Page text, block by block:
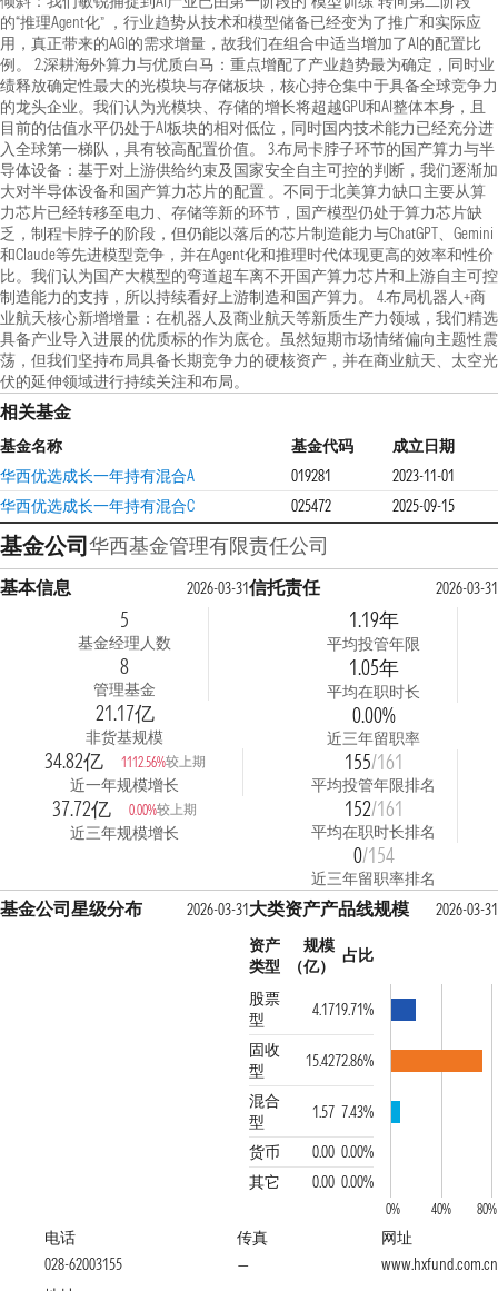
的“推理Agent化” ，行业趋势从技术和模型储备已经变为了推广和实际应
用，真正带来的AGI的需求增量，故我们在组合中适当增加了AI的配置比
例。 2.深耕海外算力与优质白马：重点增配了产业趋势最为确定，同时业
绩释放确定性最大的光模块与存储板块，核心持仓集中于具备全球竞争力
的龙头企业。我们认为光模块、存储的增长将超越GPU和AI整体本身，且
目前的估值水平仍处于AI板块的相对低位，同时国内技术能力已经充分进
入全球第一梯队，具有较高配置价值。 3.布局卡脖子环节的国产算力与半
导体设备：基于对上游供给约束及国家安全自主可控的判断，我们逐渐加
大对半导体设备和国产算力芯片的配置 。不同于北美算力缺口主要从算
力芯片已经转移至电力、存储等新的环节，国产模型仍处于算力芯片缺
乏，制程卡脖子的阶段，但仍能以落后的芯片制造能力与ChatGPT、Gemini
和Claude等先进模型竞争，并在Agent化和推理时代体现更高的效率和性价
比。我们认为国产大模型的弯道超车离不开国产算力芯片和上游自主可控
制造能力的支持，所以持续看好上游制造和国产算力。 4.布局机器人+商
业航天核心新增增量：在机器人及商业航天等新质生产力领域，我们精选
具备产业导入进展的优质标的作为底仓。虽然短期市场情绪偏向主题性震
荡，但我们坚持布局具备长期竞争力的硬核资产，并在商业航天、太空光
伏的延伸领域进行持续关注和布局。
相关基金
基金名称 基金代码
成立日期
华西优选成长一年持有混合A
019281
2023-11-01
华西优选成长一年持有混合C
025472 2025-09-15
基金公司华西基金管理有限责任公司
基本信息 2026-03-31
5
基金经理人数
8
管理基金
21.17亿
非货基规模
34.82亿 1112.56%较上期
近一年规模增长
37.72亿 0.00%较上期
近三年规模增长
信托责任 2026-03-31
1.19年
平均投管年限
1.05年
平均在职时长
0.00%
近三年留职率
155/161
平均投管年限排名
152/161
平均在职时长排名
0/154
近三年留职率排名
基金公司星级分布 2026-03-31大类资产产品线规模
2026-03-31
资产
类型
规模
（亿）
占比
股票
型
4.1719.71%
固收
型
15.4272.86%
混合
型
1.57 7.43%
货币
0.00 0.00%
其它
0.00 0.00%
0% 40% 80%
电话
028-62003155
传真
—
网址
www.hxfund.com.cn